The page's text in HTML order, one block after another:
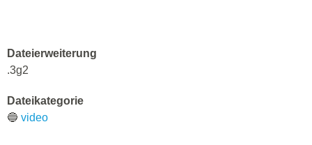
Dateierweiterung
.3g2
Dateikategorie
🔵 video